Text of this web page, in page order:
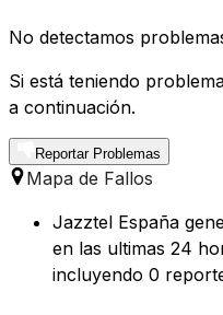
No detectamos
Si está teniendo
a continuación.
Reportar Problemas
Mapa de Fallos
Jazztel España
en las ultimas 24
incluyendo 0